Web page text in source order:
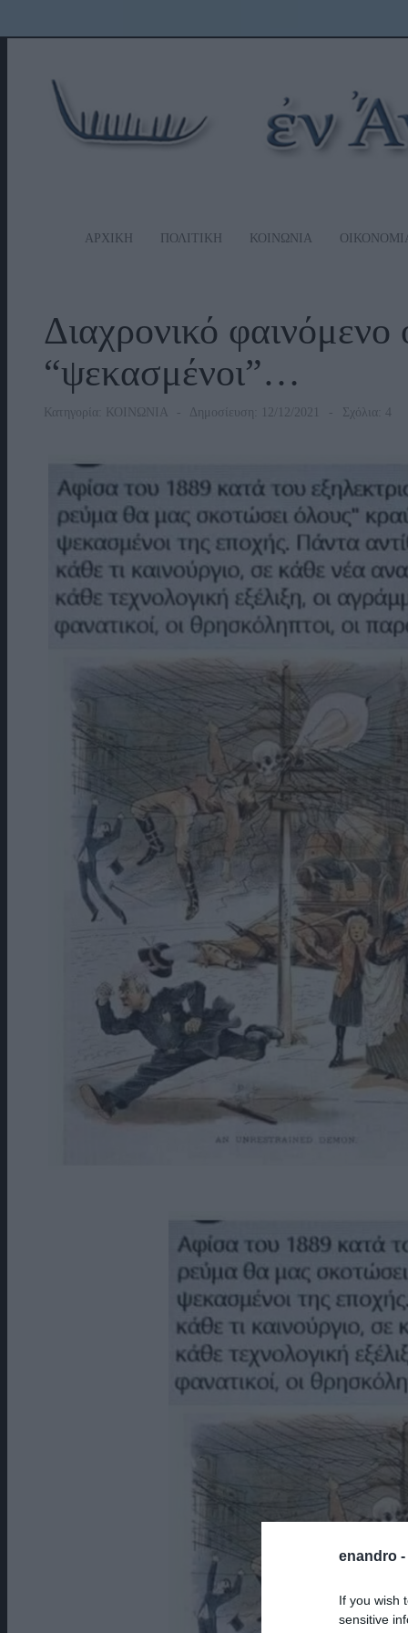
enandro -
If you wish
sensitive
ΑΡΧΙΚΗ ΠΟΛΙΤΙΚΗ ΚΟΙΝΩΝΙΑ
Διαχρονικό φαινόμενο
“ψεκασμένοι”…
Κατηγορία: ΚΟΙΝΩΝΙΑ Δημοσίευση: 12/12/2021 Σχόλια: 4